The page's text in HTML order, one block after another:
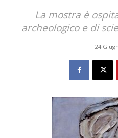
La mostra è
archeologico e di
24